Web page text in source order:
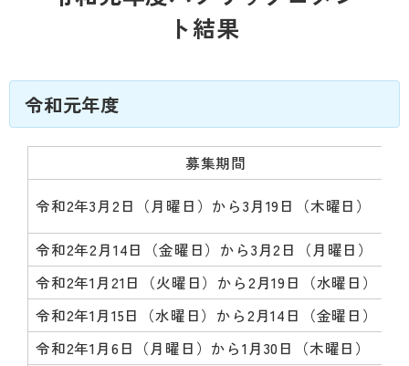
移
す
ト結果
令和元年度
募集期間
令和2年3月2日（月曜日）から3月19日（木曜日）
令和2年2月14日（金曜日）から3月2日（月曜日）
令和2年1月21日（火曜日）から2月19日（水曜日）
令和2年1月15日（水曜日）から2月14日（金曜日）
令和2年1月6日（月曜日）から1月30日（木曜日）